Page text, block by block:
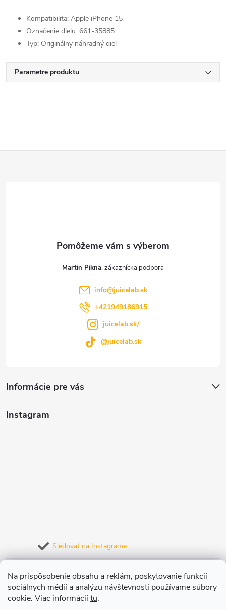
Na prispôsobenie obsahu a reklám, poskytovanie funkcií
sociálnych médií a analýzu návštevnosti používame súbory
cookie. Viac informáciítu.
Kompatibilita: Apple iPhone 15
Označenie dielu: 661-35885
Typ: Originálny náhradný diel
Parametre produktu
Informácie pre vás
Martin Pikna
info@juicelab.sk
+421949186915
juicelab.sk/
@juicelab.sk
Instagram
Sledovať na Instagrame
Prijímame online platby